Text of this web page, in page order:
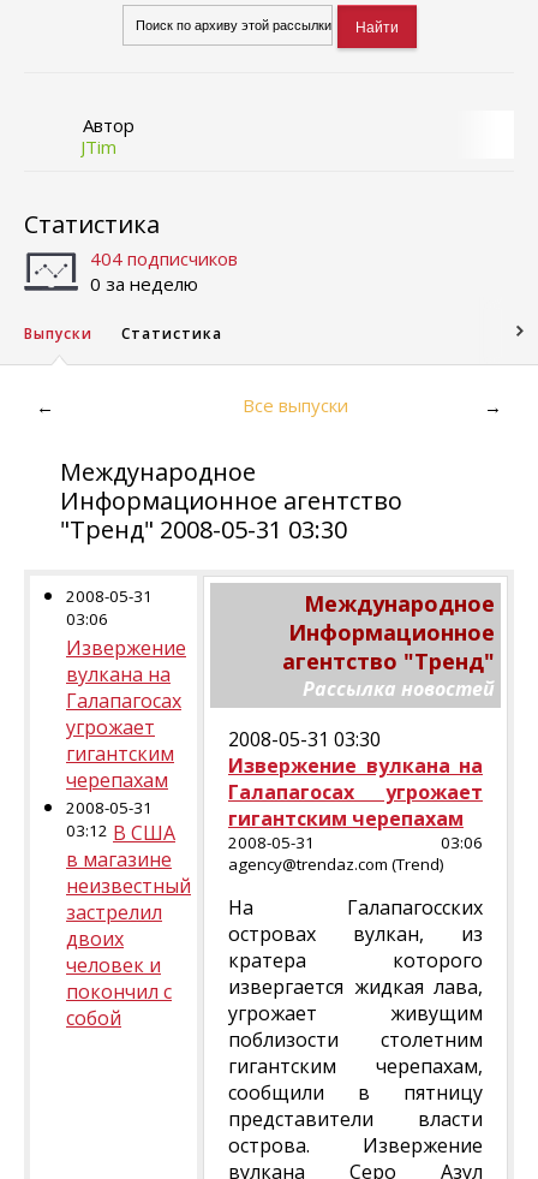
Автор
JTim
Статистика
404 подписчиков
0 за неделю
Выпуски Статистика
← Все выпуски →
Международное
Информационное агентство
"Тренд" 2008-05-31 03:30
2008-05-31
03:06
Извержение
вулкана на
Галапагосах
угрожает
гигантским
черепахам
2008-05-31
03:12 В США
в магазине
неизвестный
застрелил
двоих
человек и
покончил с
собой
Международное
Информационное
агентство "Тренд"
Рассылка новостей
2008-05-31 03:30
Извержение вулкана на
Галапагосах угрожает
гигантским черепахам
2008-05-31 03:06
agency@trendaz.com (Trend)
На Галапагосских
островах вулкан, из
кратера которого
извергается жидкая лава,
угрожает живущим
поблизости столетним
гигантским черепахам,
сообщили в пятницу
представители власти
острова. Извержение
вулкана Серо Азул